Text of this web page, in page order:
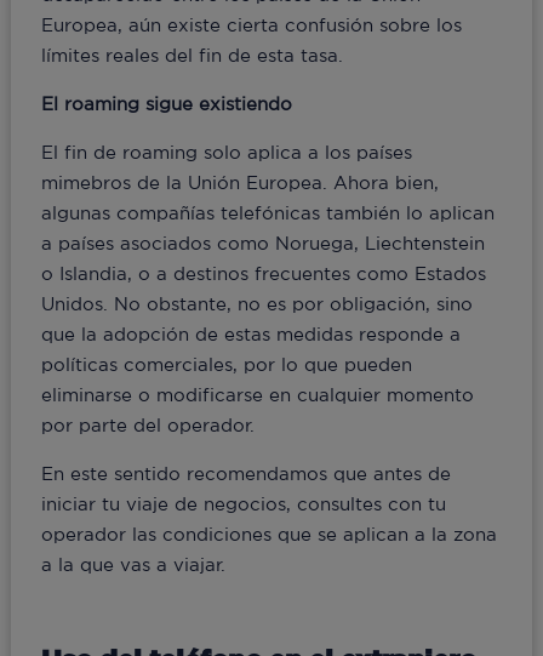
Europea, aún existe cierta confusión sobre los
límites reales del fin de esta tasa.
El roaming sigue existiendo
El fin de roaming solo aplica a los países
mimebros de la Unión Europea. Ahora bien,
algunas compañías telefónicas también lo aplican
a países asociados como Noruega, Liechtenstein
o Islandia, o a destinos frecuentes como Estados
Unidos. No obstante, no es por obligación, sino
que la adopción de estas medidas responde a
políticas comerciales, por lo que pueden
eliminarse o modificarse en cualquier momento
por parte del operador.
En este sentido recomendamos que antes de
iniciar tu viaje de negocios, consultes con tu
operador las condiciones que se aplican a la zona
a la que vas a viajar.